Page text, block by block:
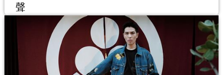
聲